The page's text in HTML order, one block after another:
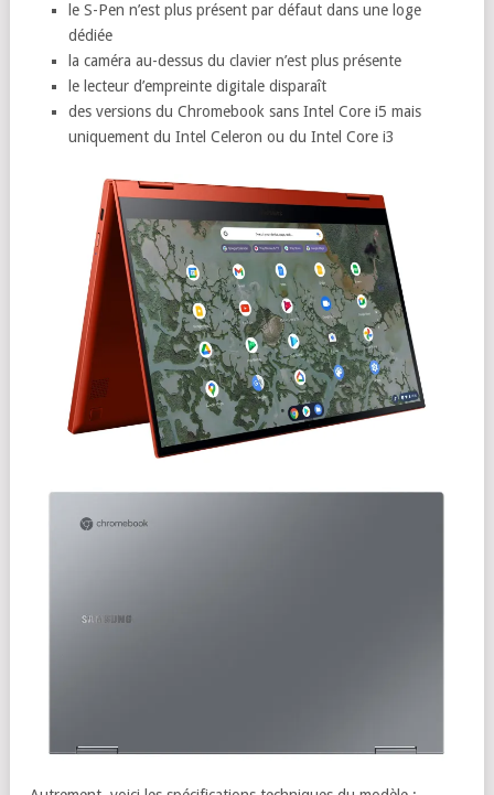
le S-Pen n’est plus présent par défaut dans une loge
dédiée
la caméra au-dessus du clavier n’est plus présente
le lecteur d’empreinte digitale disparaît
des versions du Chromebook sans Intel Core i5 mais
uniquement du Intel Celeron ou du Intel Core i3